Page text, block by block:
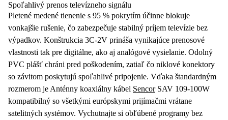
Spoľahlivý prenos televízneho signálu
Pletené medené tienenie s 95 % pokrytím účinne blokuje
vonkajšie rušenie, čo zabezpečuje stabilný príjem televízie bez
výpadkov. Konštrukcia 3C-2V prináša vynikajúce prenosové
vlastnosti tak pre digitálne, ako aj analógové vysielanie. Odolný
PVC plášť chráni pred poškodením, zatiaľ čo niklové konektory
so závitom poskytujú spoľahlivé pripojenie. Vďaka štandardným
rozmerom je Anténny koaxiálny kábel SencorSAV 109-100W
kompatibilný so všetkými európskymi prijímačmi vrátane
satelitných systémov. Vychutnajte si obľúbené programy bez